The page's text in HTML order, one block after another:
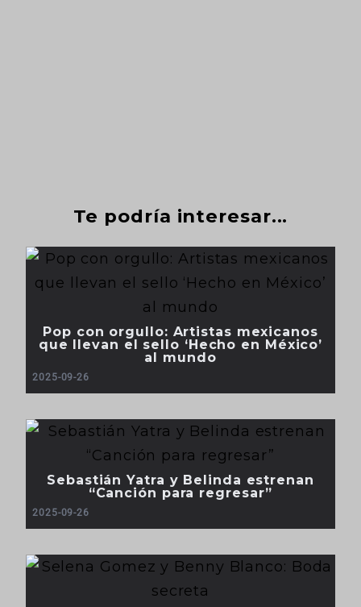
Te podría interesar...
Pop con orgullo: Artistas mexicanos
que llevan el sello ‘Hecho en México’
al mundo
2025-09-26
Sebastián Yatra y Belinda estrenan
“Canción para regresar”
2025-09-26